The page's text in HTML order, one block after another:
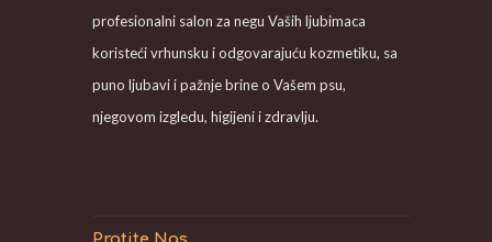
profesionalni salon za negu Vaših ljubimaca
koristeći vrhunsku i odgovarajuću kozmetiku, sa
puno ljubavi i pažnje brine o Vašem psu,
njegovom izgledu, higijeni i zdravlju.